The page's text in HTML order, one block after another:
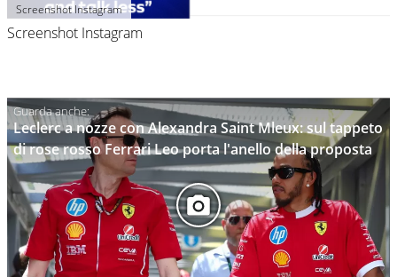
Screenshot Instagram
Screenshot Instagram
Leclerc a nozze con Alexandra Saint Mleux: sul tappeto
di rose rosso Ferrari Leo porta l'anello della proposta